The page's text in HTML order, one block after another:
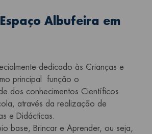
Albufeira em
dedicado às Crianças e
principal função o
dos conhecimentos Científicos
através da realização de
e Didácticas.
base, Brincar e Aprender, ou seja,